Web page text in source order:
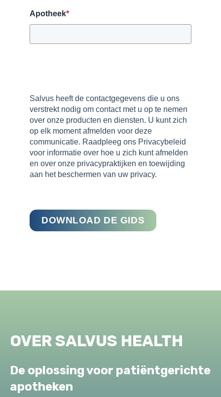
Apotheek*
Salvus heeft de contactgegevens die u ons
verstrekt nodig om contact met u op te nemen
over onze producten en diensten. U kunt zich
op elk moment afmelden voor deze
communicatie. Raadpleeg ons Privacybeleid
voor informatie over hoe u zich kunt afmelden
en over onze privacypraktijken en toewijding
aan het beschermen van uw privacy.
DOWNLOAD DE GIDS
OVER SALVUS HEALTH
De oplossing voor patiëntgerichte
apotheken